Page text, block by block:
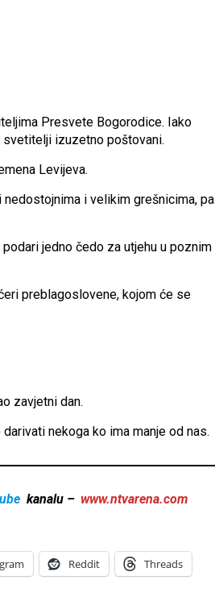
Presvete Bogorodice. Iako
svetitelji izuzetno poštovani.
Levijeva.
i velikim grešnicima, pa
jedno čedo za utjehu u poznim
preblagoslovene, kojom će se
zavjetni dan.
nekoga ko ima manje od nas.
kanalu – www.ntvarena.com
Reddit Threads